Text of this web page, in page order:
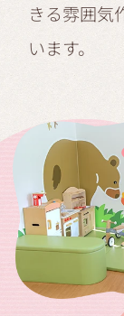
きる雰囲気
います。